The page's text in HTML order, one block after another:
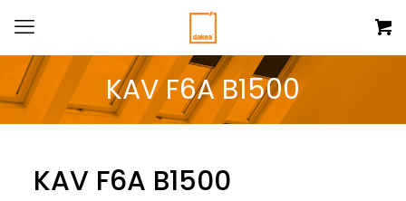
KAV F6A B1500
KAV F6A B1500